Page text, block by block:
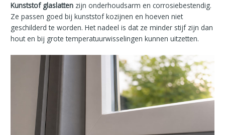
Kunststof glaslatten zijn onderhoudsarm en corrosiebestendig.
Ze passen goed bij kunststof kozijnen en hoeven niet
geschilderd te worden. Het nadeel is dat ze minder stijf zijn dan
hout en bij grote temperatuurwisselingen kunnen uitzetten.